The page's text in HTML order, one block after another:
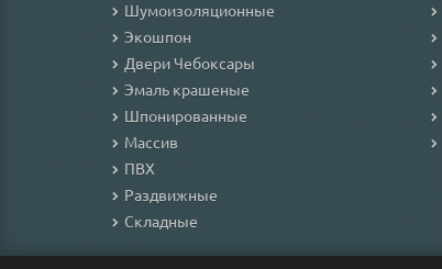
Шумоизоляционные
Экошпон
Двери Чебоксары
Эмаль крашеные
Шпонированные
Массив
ПВХ
Раздвижные
Складные